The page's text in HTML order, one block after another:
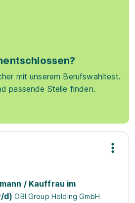
mit unserem Berufswahltest.
passende Stelle finden.
/ Kauffrau im
d) OBI Group Holding GmbH